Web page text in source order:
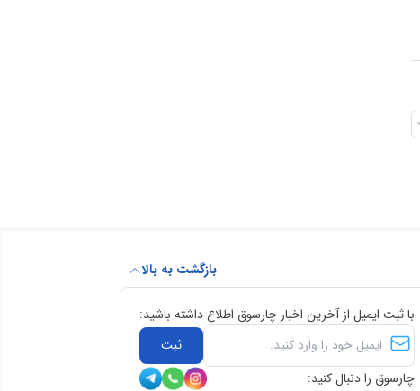
بازگشت به بالا
با ثبت ایمیل از آخرین اخبار چارسوق اطلاع داشته باشید:
ثبت
چارسوق را دنبال کنید: